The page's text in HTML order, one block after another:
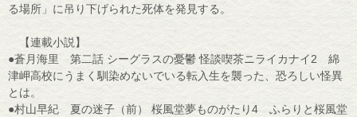
る場所」に吊り下げられた死体を発見する。
【連載小説】
●蒼月海里 第二話 シーグラスの憂鬱 怪談喫茶ニライカナイ2 綿
津岬高校にうまく馴染めないでいる転入生を襲った、恐ろしい怪異
とは。
●村山早紀 夏の迷子（前） 桜風堂夢ものがたり4 ふらりと桜風堂